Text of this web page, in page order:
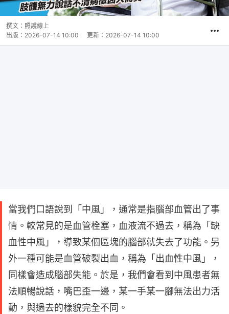
撰文： 照護線上
出版： 2026-07-14 10:00 更新： 2026-07-14 10:00
當我們口語說到「中風」，通常是指腦部血管出了事
情。較常見的是血管栓塞，血液流不過去，稱為「缺
血性中風」，導致某個區塊的腦部就失去了功能。另
外一種可能是血管破裂出血，稱為「出血性中風」，
同樣會造成腦部失能。於是，我們會看到中風患者無
法順暢說話，嘴巴歪一邊，某一手某一腳無法出力活
動，與過去的樣貌完全不同。